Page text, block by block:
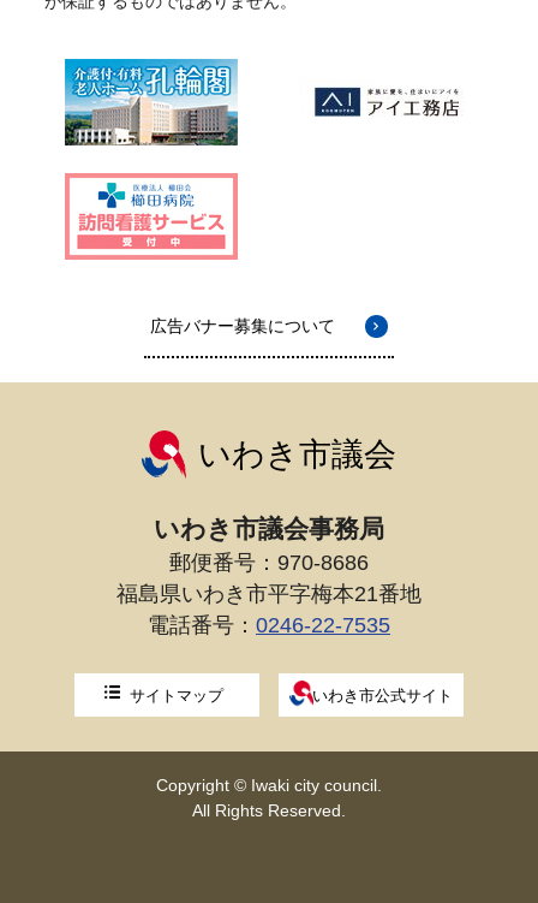
広告バナー募集について
いわき市議会
いわき市議会事務局
郵便番号：970-8686
福島県いわき市平字梅本21番地
電話番号： 0246-22-7535
サイトマップ いわき市公式サイト
Copyright © Iwaki city council.
All Rights Reserved.